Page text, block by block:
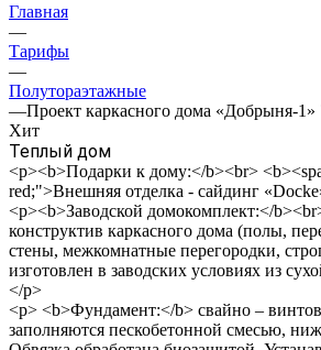
Главная
—
Тарифы
—
Полутораэтажные
—Проект каркасного дома «Добрыня-1»
Хит
Теплый дом
<p><b>Подарки к дому:</b><br>
red;">Внешняя отделка - сайдинг
<p><b>Заводской домокомплект:</
конструктив каркасного дома (полы,
стены, межкомнатные перегородки,
изготовлен в заводских условиях из
</p>
<p> <b>Фундамент:</b> свайно –
заполняются пескобетонной смесью,